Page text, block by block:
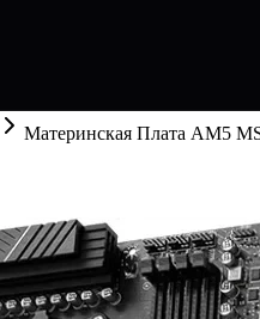
Материнская Плата AM5